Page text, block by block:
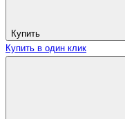
Купить
Купить в один клик